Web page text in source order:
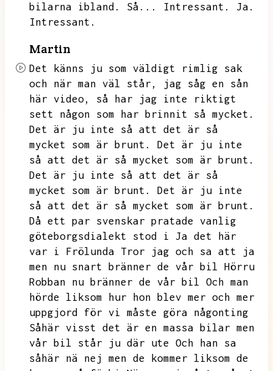
bilarna ibland.
Så... Intressant.
Ja.
Intressant.
Martin
Det känns ju som väldigt rimlig sak
och när man väl står,
jag såg en sån
här video,
så har jag inte riktigt
sett någon som har brinnit så mycket.
Det är ju inte så att det är så
mycket som är brunt.
Det är ju inte
så att det är så mycket som är brunt.
Det är ju inte så att det är så
mycket som är brunt.
Det är ju inte
så att det är så mycket som är brunt.
Då ett par svenskar pratade vanlig
göteborgsdialekt stod i Ja det här
var i Frölunda Tror jag och sa att ja
men nu snart bränner de vår bil Hörru
Robban nu bränner de vår bil Och man
hörde liksom hur hon blev mer och mer
uppgjord för vi måste göra någonting
Såhär visst det är en massa bilar men
vår bil står ju där ute Och han sa
såhär nä nej men de kommer liksom de